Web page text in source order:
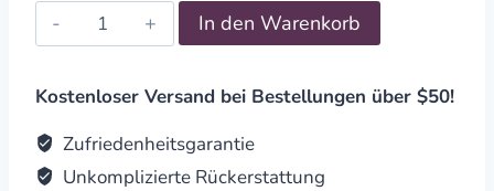
Suncatcher
Bernstein
Birkenholz
Stern
quantity
In den Warenkorb
Kostenloser Versand bei Bestellungen über $50!
Zufriedenheitsgarantie
Unkomplizierte Rückerstattung